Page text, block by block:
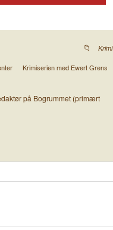
Krimi
Krimiserien med Ewert Grens
på Bogrummet (primært